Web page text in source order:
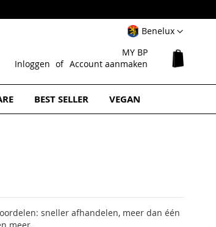
SelectBenelux
MY BP
Inloggen
Account aanmaken
BEST SELLER VEGAN
sneller afhandelen, meer dan één
meer.